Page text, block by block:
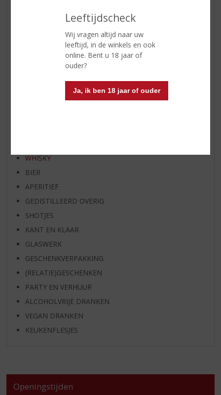
Leeftijdscheck
Wij vragen altijd naar uw
leeftijd, in de winkels en ook
online. Bent u 18 jaar of
ouder?
Ja, ik ben 18 jaar of ouder
WIJN VAN DE MAAND
RUM VAN DE MAAND
BIER VAN DE MAAND
EXCLUSIEF TOPSLIJTER
WHISKY
BIER
APERITIEF
GEDISTILLEERD OVERIG
SHOTJES
KANT EN KLAAR
GLASWERK
GESCHENKVERPAKKING
(RELATIE)GESCHENKEN
PARTY EN VERHUUR
ALCOHOLVRIJE DRANKEN
VEGAN DRANKEN
KEUKENFLESJES
Openingstijden